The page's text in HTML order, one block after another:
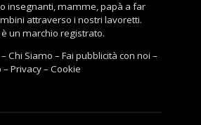
insegnanti, mamme, papà a far
attraverso i nostri lavoretti.
un marchio registrato.
–Chi Siamo –Fai pubblicità con noi –
–Privacy–Cookie